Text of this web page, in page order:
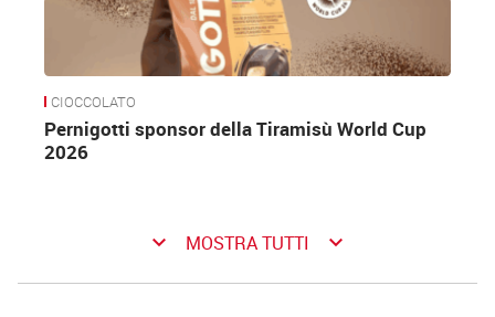
CIOCCOLATO
Pernigotti sponsor della Tiramisù World Cup
2026
keyboard_arrow_down MOSTRA TUTTI keyboard_arrow_down